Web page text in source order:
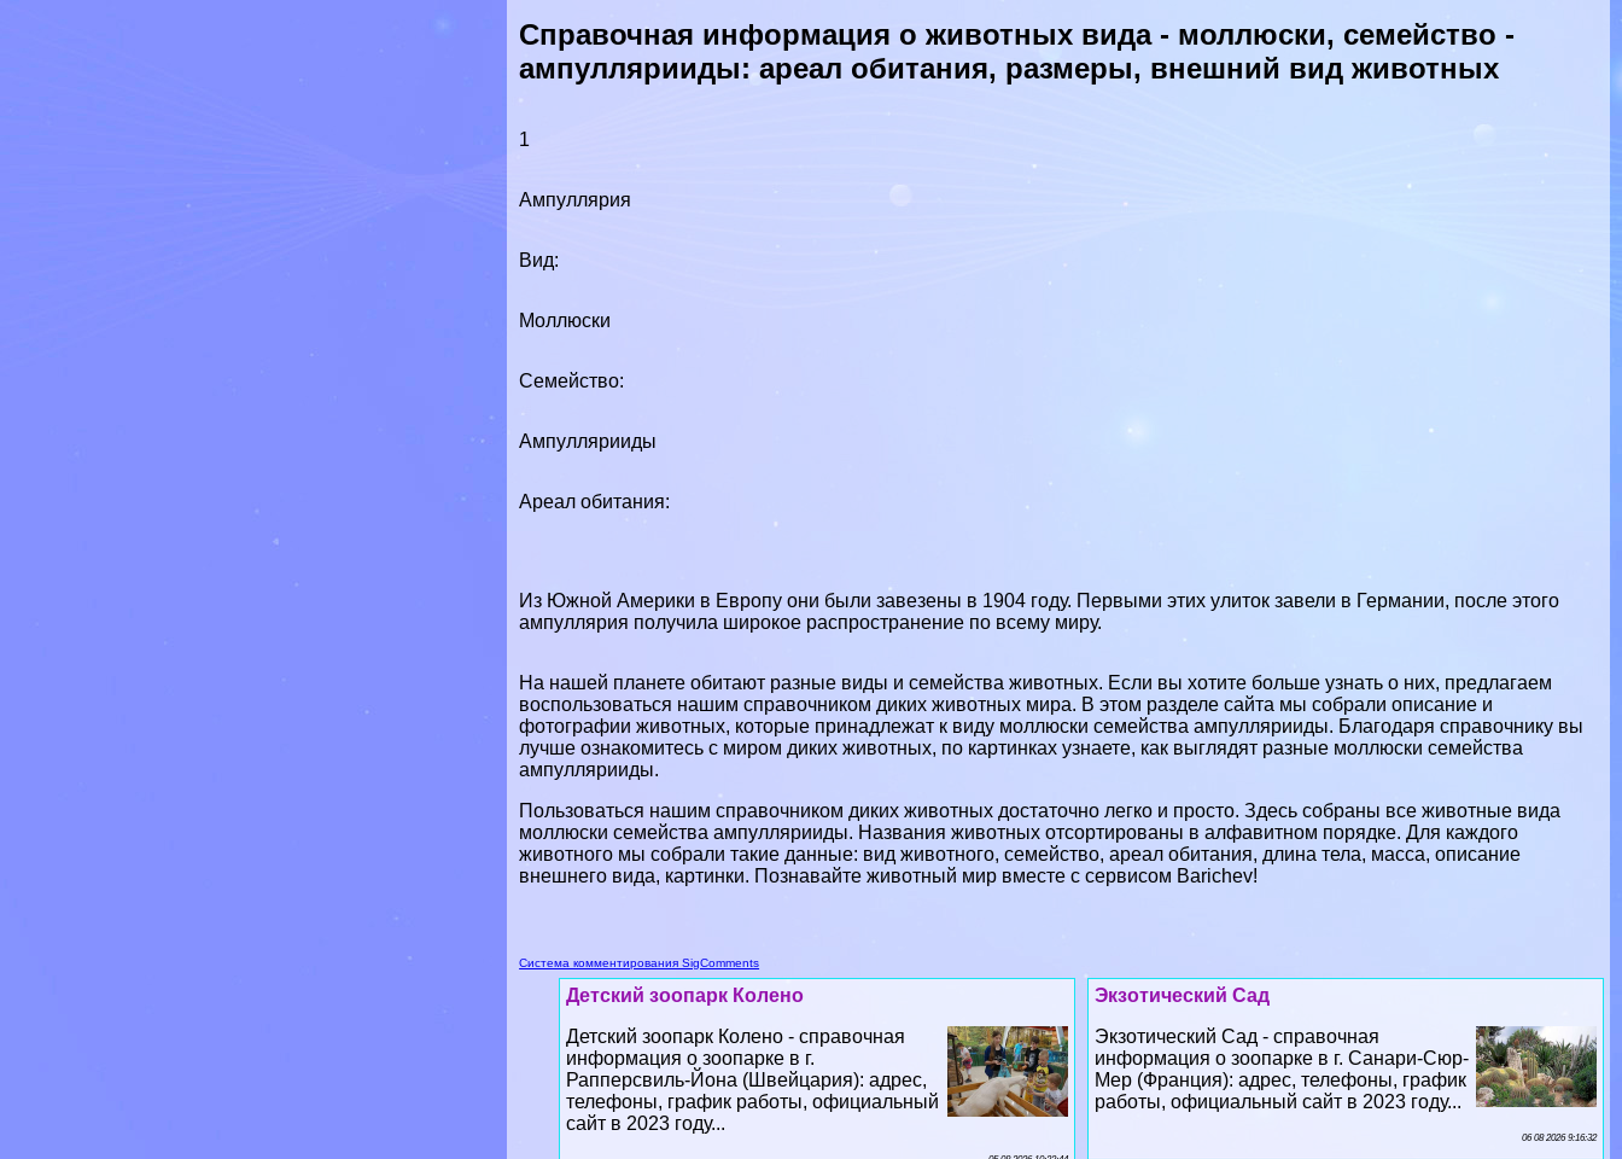
Справочная информация о животных вида - моллюски, семейство -
ампуллярииды: ареал обитания, размеры, внешний вид животных
1
Ампуллярия
Вид:
Моллюски
Семейство:
Ампуллярииды
Ареал обитания:
Из Южной Америки в Европу они были завезены в 1904 году. Первыми этих улиток завели в Германии, после этого
ампуллярия получила широкое распространение по всему миру.
На нашей планете обитают разные виды и семейства животных. Если вы хотите больше узнать о них, предлагаем
воспользоваться нашим справочником диких животных мира. В этом разделе сайта мы собрали описание и
фотографии животных, которые принадлежат к виду моллюски семейства ампуллярииды. Благодаря справочнику вы
лучше ознакомитесь с миром диких животных, по картинках узнаете, как выглядят разные моллюски семейства
ампуллярииды.
Пользоваться нашим справочником диких животных достаточно легко и просто. Здесь собраны все животные вида
моллюски семейства ампуллярииды. Названия животных отсортированы в алфавитном порядке. Для каждого
животного мы собрали такие данные: вид животного, семейство, ареал обитания, длина тела, масса, описание
внешнего вида, картинки. Познавайте животный мир вместе с сервисом Barichev!
Система комментирования SigComments
Экзотический Сад
Экзотический Сад - справочная
информация о зоопарке в г. Санари-Сюр-
Мер (Франция): адрес, телефоны, график
работы, официальный сайт в 2023 году...
06 08 2026 9:16:32
Детский зоопарк Колено
Детский зоопарк Колено - справочная
информация о зоопарке в г.
Рапперсвиль-Йона (Швейцария): адрес,
телефоны, график работы, официальный
сайт в 2023 году...